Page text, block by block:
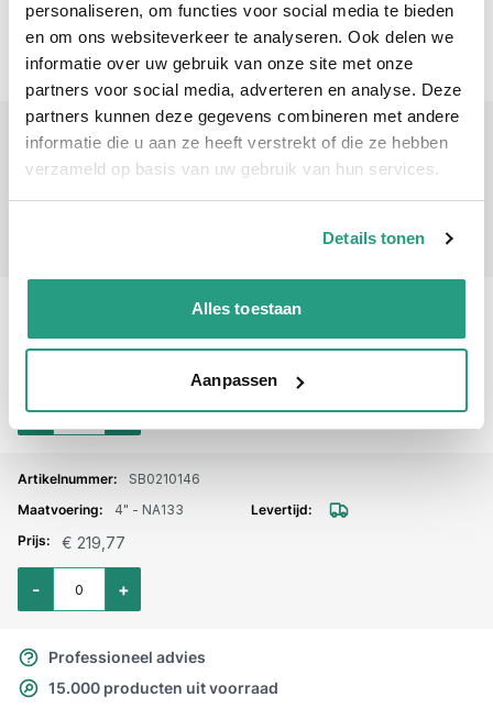
personaliseren, om functies voor social media te bieden
en om ons websiteverkeer te analyseren. Ook delen we
informatie over uw gebruik van onze site met onze
partners voor social media, adverteren en analyse. Deze
partners kunnen deze gegevens combineren met andere
informatie die u aan ze heeft verstrekt of die ze hebben
verzameld op basis van uw gebruik van hun services.
Details tonen
Alles toestaan
Aanpassen
€ 142,74
Aantal voor Storz lm. flensaansluiting DN65 - NA89 aluminium
+
-
SB0210143
SB0210144
+
-
SB0210146
4" - NA133
€ 219,77
Aantal voor Storz lm. flensaansluiting DN100 - NA133 aluminium
+
-
Professioneel advies
15.000 producten uit voorraad